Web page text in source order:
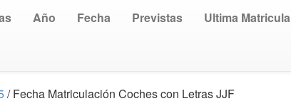
Año Fecha Previstas Ultima Matricula
/ Fecha Matriculación Coches con Letras JJF